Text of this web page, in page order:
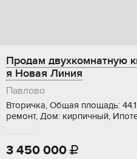
Продам двухкомнатную
я Новая Линия
Павлово
Вторичка, Общая площадь:
ремонт, Дом: кирпичный,
3 450 000 